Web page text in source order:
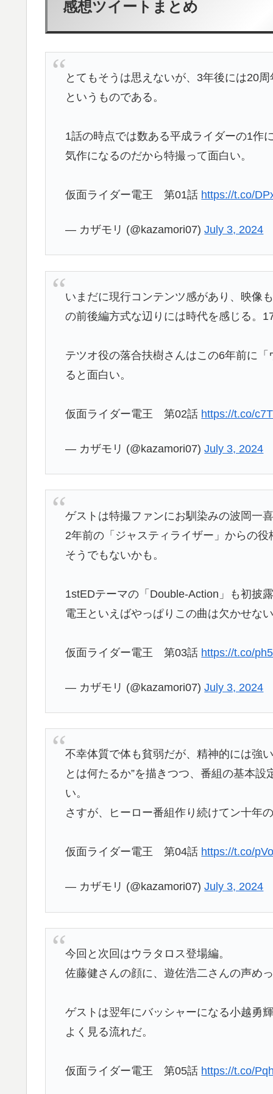
感想ツイートまとめ
とてもそうは思えないが、3年後には20
というものである。
1話の時点では数ある平成ライダーの1作
気作になるのだから特撮って面白い。
仮面ライダー電王 第01話 https://t.co/
— カザモリ (@kazamori07)July 3, 2024
いまだに現行コンテンツ感があり、映像
の前後編方式な辺りには時代を感じる。
テツオ役の落合扶樹さんはこの6年前に
ると面白い。
仮面ライダー電王 第02話 https://t.co/
— カザモリ (@kazamori07)July 3, 2024
ゲストは特撮ファンにお馴染みの波岡一
2年前の「ジャスティライザー」からの
そうでもないかも。
1stEDテーマの「Double-Action」も初披
電王といえばやっぱりこの曲は欠かせな
仮面ライダー電王 第03話 https://t.co/
— カザモリ (@kazamori07)July 3, 2024
不幸体質で体も貧弱だが、精神的には強
とは何たるか”を描きつつ、番組の基本
い。
さすが、ヒーロー番組作り続けてン十年
仮面ライダー電王 第04話 https://t.co/
— カザモリ (@kazamori07)July 3, 2024
今回と次回はウラタロス登場編。
佐藤健さんの顔に、遊佐浩二さんの声め
ゲストは翌年にバッシャーになる小越勇
よく見る流れだ。
仮面ライダー電王 第05話 https://t.co/